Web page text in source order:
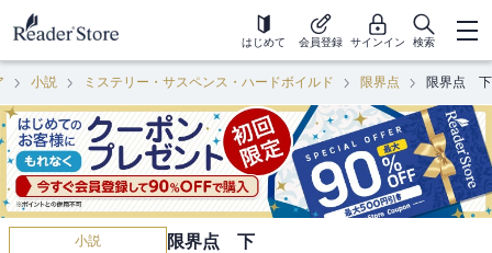
はじめて 会員登録 サインイン 検索
小説 ミステリー・サスペンス・ハードボイルド 限界点 限界点 下
小説 限界点 下